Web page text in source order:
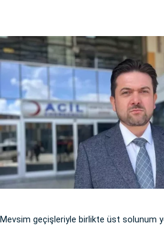
Mevsim geçişleriyle birlikte üst solunum